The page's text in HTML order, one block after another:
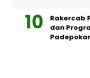
Rakercab
dan